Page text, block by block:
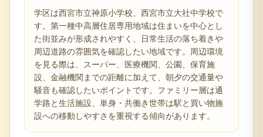
学区は西宮市立神原小学校、西宮市立大社中学校で
す。第一種中高層住居専用地域は住まいを中心とし
た街並みが形成されやすく、日常生活の落ち着きや
周辺道路の雰囲気を確認したい地域です。周辺環境
を見る際は、スーパー、医療機関、公園、保育施
設、金融機関までの距離に加えて、朝夕の交通量や
騒音も確認したいポイントです。ファミリー層は通
学路と生活施設、単身・共働き世帯は駅と買い物施
設への移動しやすさを重視する傾向があります。